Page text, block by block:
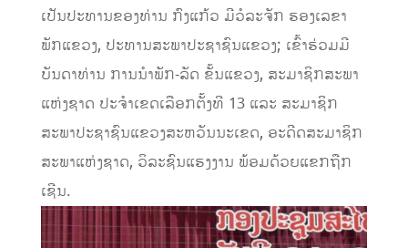
ເປັນປະທານຂອງທ່ານ ກົງແກ້ວ ມີວໍລະຈັກ ຮອງເລຂາ
ພັກແຂວງ, ປະທານສະພາປະຊາຊົນແຂວງ; ເຂົ້າຮ່ວມມີ
ບັນດາທ່ານ ການນໍາພັກ-ລັດ ຂັ້ນແຂວງ, ສະມາຊິກສະພາ
ແຫ່ງຊາດ ປະຈໍາເຂດເລືອກຕັ້ງທີ 13 ແລະ ສະມາຊິກ
ສະພາປະຊາຊົນແຂວງສະຫວັນນະເຂດ, ອະດີດສະມາຊິກ
ສະພາແຫ່ງຊາດ, ວິລະຊົນແຮງງານ ພ້ອມດ້ວຍແຂກຖືກ
ເຊີນ.